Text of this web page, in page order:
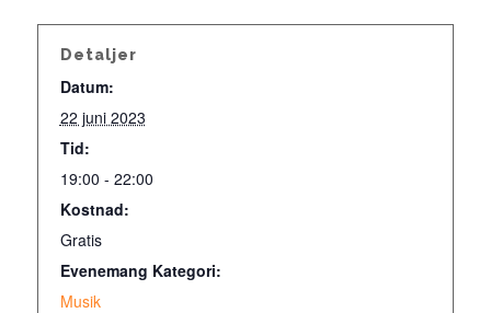
Detaljer
Datum:
22 juni 2023
Tid:
19:00 - 22:00
Kostnad:
Gratis
Evenemang Kategori:
Musik